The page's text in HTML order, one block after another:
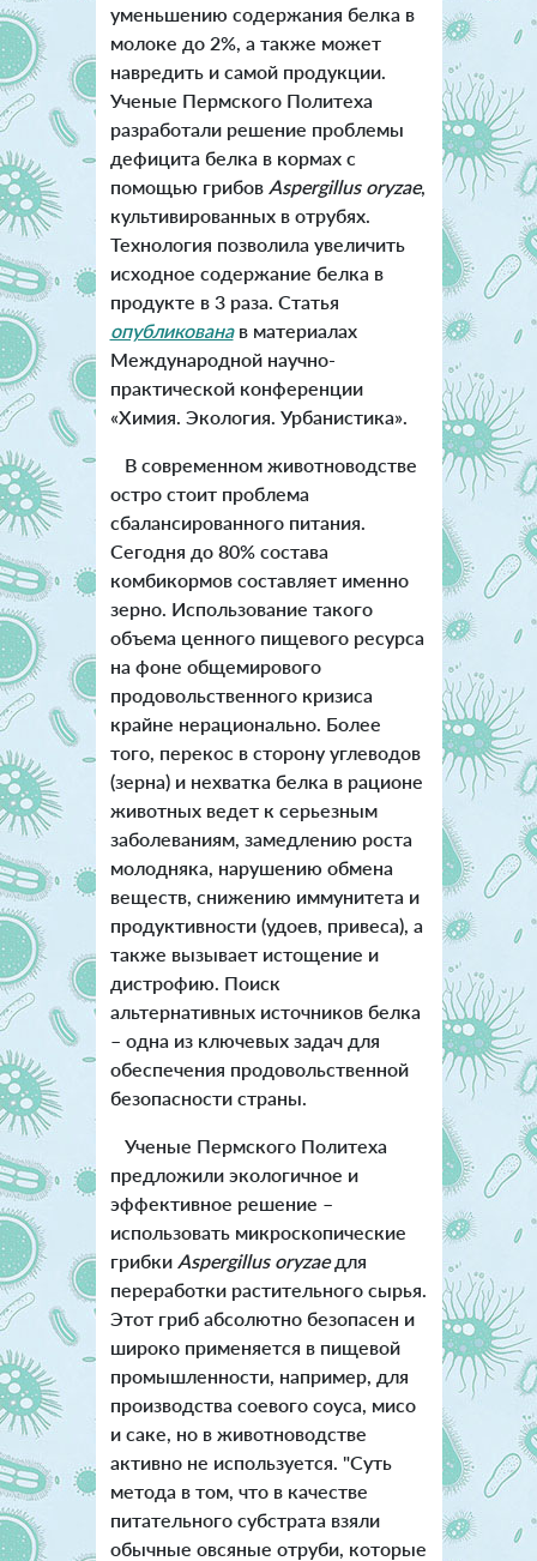
уменьшению содержания белка в
молоке до 2%, а также может
навредить и самой продукции.
Ученые Пермского Политеха
разработали решение проблемы
дефицита белка в кормах с
помощью грибов Aspergillus oryzae,
культивированных в отрубях.
Технология позволила увеличить
исходное содержание белка в
продукте в 3 раза. Статья
опубликованав материалах
Международной научно-
практической конференции
«Химия. Экология. Урбанистика».
В современном животноводстве
остро стоит проблема
сбалансированного питания.
Сегодня до 80% состава
комбикормов составляет именно
зерно. Использование такого
объема ценного пищевого ресурса
на фоне общемирового
продовольственного кризиса
крайне нерационально. Более
того, перекос в сторону углеводов
(зерна) и нехватка белка в рационе
животных ведет к серьезным
заболеваниям, замедлению роста
молодняка, нарушению обмена
веществ, снижению иммунитета и
продуктивности (удоев, привеса), а
также вызывает истощение и
дистрофию. Поиск
альтернативных источников белка
– одна из ключевых задач для
обеспечения продовольственной
безопасности страны.
Ученые Пермского Политеха
предложили экологичное и
эффективное решение –
использовать микроскопические
грибки Aspergillus oryzaeдля
переработки растительного сырья.
Этот гриб абсолютно безопасен и
широко применяется в пищевой
промышленности, например, для
производства соевого соуса, мисо
и саке, но в животноводстве
активно не используется. "Суть
метода в том, что в качестве
питательного субстрата взяли
обычные овсяные отруби, которые